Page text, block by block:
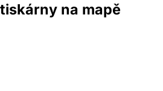
na mapě